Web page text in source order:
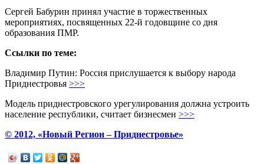
Сергей Бабурин принял участие в торжественных
мероприятиях, посвященных 22-й годовщине со дня
образования ПМР.
Ссылки по теме:
Владимир Путин: Россия прислушается к выбору народа
Приднестровья >>>
Модель приднестровского урегулирования должна устроить
население республики, считает бизнесмен >>>
© 2012, «Новый Регион – Приднестровье»